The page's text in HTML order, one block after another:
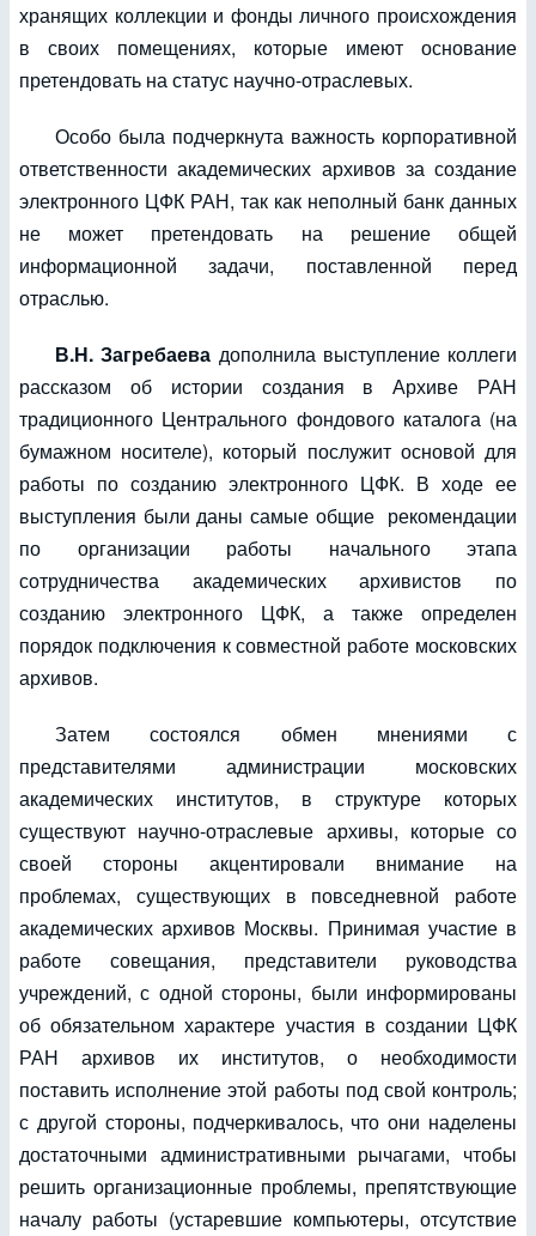
хранящих коллекции и фонды личного происхождения
в своих помещениях, которые имеют основание
претендовать на статус научно-отраслевых.
Особо была подчеркнута важность корпоративной
ответственности академических архивов за создание
электронного ЦФК РАН, так как неполный банк данных
не может претендовать на решение общей
информационной задачи, поставленной перед
отраслью.
В.Н. Загребаева дополнила выступление коллеги
рассказом об истории создания в Архиве РАН
традиционного Центрального фондового каталога (на
бумажном носителе), который послужит основой для
работы по созданию электронного ЦФК. В ходе ее
выступления были даны самые общие рекомендации
по организации работы начального этапа
сотрудничества академических архивистов по
созданию электронного ЦФК, а также определен
порядок подключения к совместной работе московских
архивов.
Затем состоялся обмен мнениями с
представителями администрации московских
академических институтов, в структуре которых
существуют научно-отраслевые архивы, которые со
своей стороны акцентировали внимание на
проблемах, существующих в повседневной работе
академических архивов Москвы. Принимая участие в
работе совещания, представители руководства
учреждений, с одной стороны, были информированы
об обязательном характере участия в создании ЦФК
РАН архивов их институтов, о необходимости
поставить исполнение этой работы под свой контроль;
с другой стороны, подчеркивалось, что они наделены
достаточными административными рычагами, чтобы
решить организационные проблемы, препятствующие
началу работы (устаревшие компьютеры, отсутствие